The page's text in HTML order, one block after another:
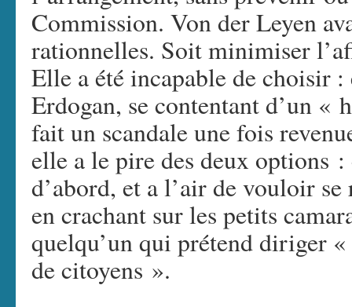
Commission. Von der Leyen
rationnelles. Soit minimiser
Elle a été incapable de choisir
Erdogan, se contentant d’un «
fait un scandale une fois
elle a le pire des deux options
d’abord, et a l’air de vouloir
en crachant sur les petits
quelqu’un qui prétend diriger
de citoyens ».